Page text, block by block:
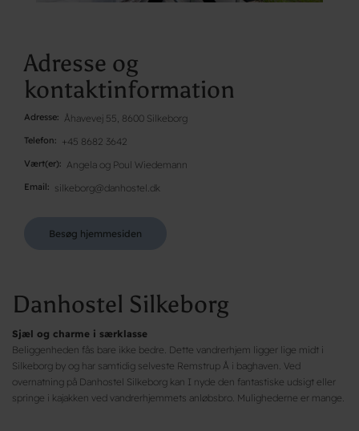
Adresse og
kontaktinformation
Adresse Åhavevej 55, 8600 Silkeborg
Telefon +45 8682 3642
Vært(er) Angela og Poul Wiedemann
Email silkeborg@danhostel.dk
Besøg hjemmesiden
Danhostel Silkeborg
Sjæl og charme i særklasse
Beliggenheden fås bare ikke bedre. Dette vandrerhjem ligger lige midt i
Silkeborg by og har samtidig selveste Remstrup Å i baghaven. Ved
overnatning på Danhostel Silkeborg kan I nyde den fantastiske udsigt eller
springe i kajakken ved vandrerhjemmets anløbsbro. Mulighederne er mange.